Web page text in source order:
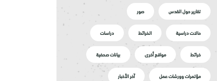
تقارير حول القدس صور
حالات دراسية الخرائط دراسات
خرائط مواقع أخرى بيانات صحفية
مؤتمرات وورشات عمل آخر الأخبار